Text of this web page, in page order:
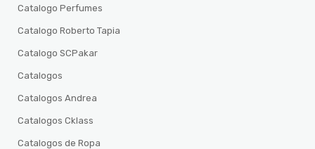
Catalogo Perfumes
Catalogo Roberto Tapia
Catalogo SCPakar
Catalogos
Catalogos Andrea
Catalogos Cklass
Catalogos de Ropa